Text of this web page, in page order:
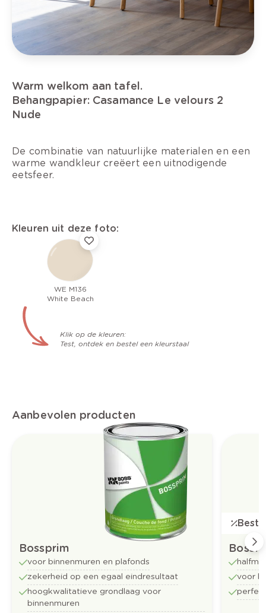
Warm welkom aan tafel.
Behangpapier: Casamance Le velours 2
Nude
De combinatie van natuurlijke materialen en een
warme wandkleur creëert een uitnodigende
eetsfeer.
Kleuren uit deze foto:
WE M136
White Beach
Klik op de kleuren:
Test, ontdek en bestel een kleurstaal
Aanbevolen producten
Bossprim
voor binnenmuren en plafonds
zekerheid op een egaal eindresultaat
hoogkwalitatieve grondlaag voor
binnenmuren
voor